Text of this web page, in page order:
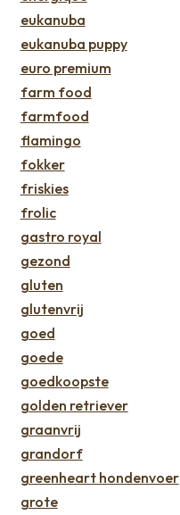
eukanuba
eukanuba puppy
euro premium
farm food
farmfood
flamingo
fokker
friskies
frolic
gastro royal
gezond
gluten
glutenvrij
goed
goede
goedkoopste
golden retriever
graanvrij
grandorf
greenheart hondenvoer
grote